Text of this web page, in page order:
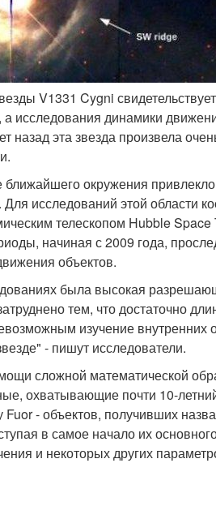
V1331 Cygni
исследования динамики
назад эта звезда произвела
окружения
исследований этой области
телескопом Hubble
начиная с 2009 года,
объектов.
была высокая
тем, что достаточно
изучение внутренних
- пишут исследователи.
сложной математической
охватывающие почти 10-
Fuor - объектов, получивших
в самое начало их
и некоторых других